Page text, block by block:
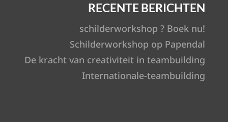
RECENTE BERICHTEN
schilderworkshop ? Boek nu!
Schilderworkshop op Papendal
De kracht van creativiteit in teambuilding
Internationale-teambuilding